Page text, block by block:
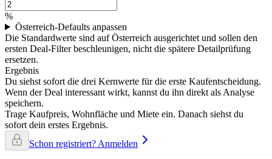
%
Österreich-Defaults anpassen
Die Standardwerte sind auf Österreich ausgerichtet und sollen den
ersten Deal-Filter beschleunigen, nicht die spätere Detailprüfung
ersetzen.
Ergebnis
Du siehst sofort die drei Kernwerte für die erste Kaufentscheidung.
Wenn der Deal interessant wirkt, kannst du ihn direkt als Analyse
speichern.
Trage Kaufpreis, Wohnfläche und Miete ein. Danach siehst du
sofort dein erstes Ergebnis.
Schon registriert? Anmelden